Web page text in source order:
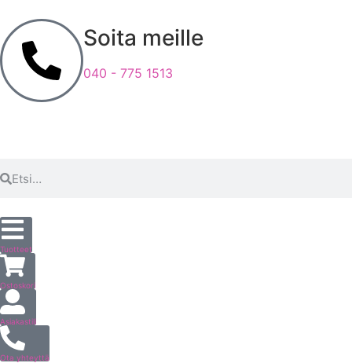
Soita meille
040 - 775 1513
Tuotteet
Ostoskori
Asiakastili
Ota yhteyttä